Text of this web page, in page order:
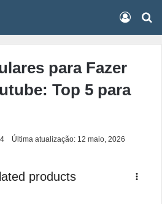
para Fazer
Top 5 para
Última atualização: 12 maio, 2026